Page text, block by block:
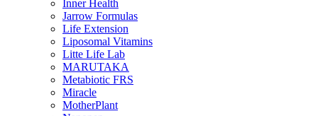
Inner Health
Jarrow Formulas
Life Extension
Liposomal Vitamins
Litte Life Lab
MARUTAKA
Metabiotic FRS
Miracle
MotherPlant